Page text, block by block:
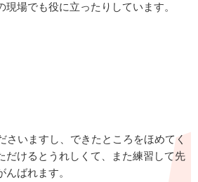
現場でも役に立ったりしています。
さいますし、できたところをほめてく
だけるとうれしくて、また練習して先
ばれます。